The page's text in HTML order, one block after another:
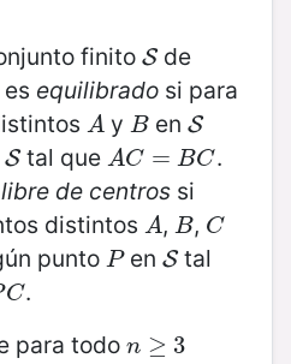
finito S
S de
equilibrado si para
A
A y B
Ben S
S
S
S tal que AC = BC
AC=BC
.
libre de centros si
distintos A
A, B
B, C
C
punto P
PenS
S tal
C.
para todo n ≥ 3
n≥3